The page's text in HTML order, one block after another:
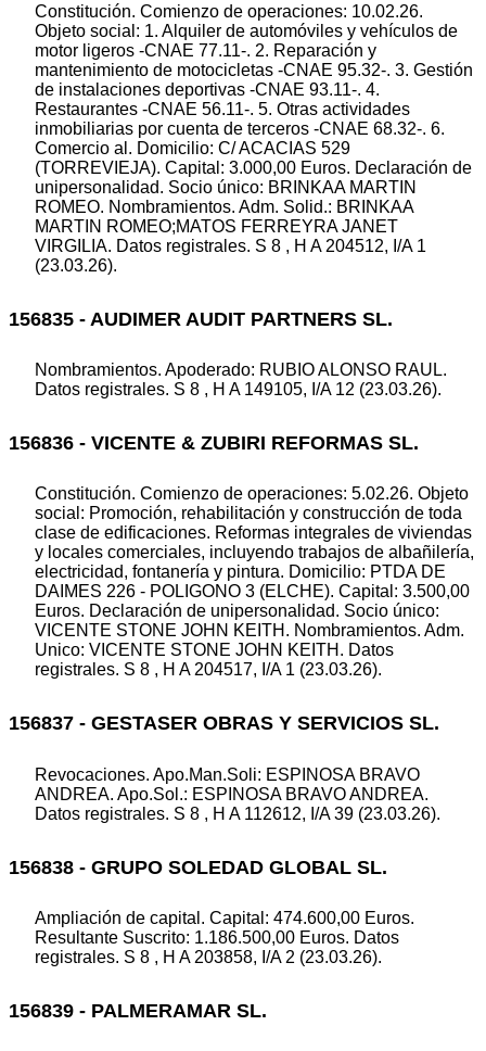
Constitución. Comienzo de operaciones: 10.02.26.
Objeto social: 1. Alquiler de automóviles y vehículos de
motor ligeros -CNAE 77.11-. 2. Reparación y
mantenimiento de motocicletas -CNAE 95.32-. 3. Gestión
de instalaciones deportivas -CNAE 93.11-. 4.
Restaurantes -CNAE 56.11-. 5. Otras actividades
inmobiliarias por cuenta de terceros -CNAE 68.32-. 6.
Comercio al. Domicilio: C/ ACACIAS 529
(TORREVIEJA). Capital: 3.000,00 Euros. Declaración de
unipersonalidad. Socio único: BRINKAA MARTIN
ROMEO. Nombramientos. Adm. Solid.: BRINKAA
MARTIN ROMEO;MATOS FERREYRA JANET
VIRGILIA. Datos registrales. S 8 , H A 204512, I/A 1
(23.03.26).
156835 - AUDIMER AUDIT PARTNERS SL.
Nombramientos. Apoderado: RUBIO ALONSO RAUL.
Datos registrales. S 8 , H A 149105, I/A 12 (23.03.26).
156836 - VICENTE & ZUBIRI REFORMAS SL.
Constitución. Comienzo de operaciones: 5.02.26. Objeto
social: Promoción, rehabilitación y construcción de toda
clase de edificaciones. Reformas integrales de viviendas
y locales comerciales, incluyendo trabajos de albañilería,
electricidad, fontanería y pintura. Domicilio: PTDA DE
DAIMES 226 - POLIGONO 3 (ELCHE). Capital: 3.500,00
Euros. Declaración de unipersonalidad. Socio único:
VICENTE STONE JOHN KEITH. Nombramientos. Adm.
Unico: VICENTE STONE JOHN KEITH. Datos
registrales. S 8 , H A 204517, I/A 1 (23.03.26).
156837 - GESTASER OBRAS Y SERVICIOS SL.
Revocaciones. Apo.Man.Soli: ESPINOSA BRAVO
ANDREA. Apo.Sol.: ESPINOSA BRAVO ANDREA.
Datos registrales. S 8 , H A 112612, I/A 39 (23.03.26).
156838 - GRUPO SOLEDAD GLOBAL SL.
Ampliación de capital. Capital: 474.600,00 Euros.
Resultante Suscrito: 1.186.500,00 Euros. Datos
registrales. S 8 , H A 203858, I/A 2 (23.03.26).
156839 - PALMERAMAR SL.